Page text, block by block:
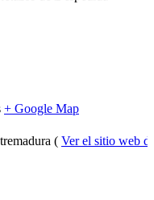
+ Google Map
( Ver el sitio web